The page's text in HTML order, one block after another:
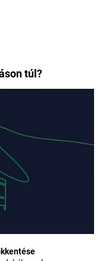
túl?